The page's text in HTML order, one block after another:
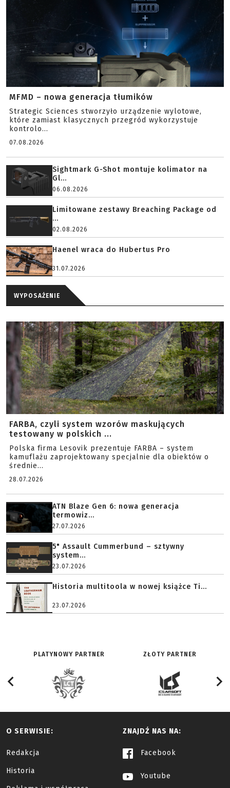
MFMD – nowa generacja tłumików
Strategic Sciences stworzyło urządzenie wylotowe,
które zamiast klasycznych przegród wykorzystuje
kontrolo...
07.08.2026
Sightmark G-Shot montuje kolimator na
Gl...
06.08.2026
Limitowane zestawy Breaching Package od
...
02.08.2026
Haenel wraca do Hubertus Pro
31.07.2026
WYPOSAŻENIE
FARBA, czyli system wzorów maskujących
testowany w polskich ...
Polska firma Lesovik prezentuje FARBA – system
kamuflażu zaprojektowany specjalnie dla obiektów o
średnie...
28.07.2026
ATN Blaze Gen 6: nowa generacja
termowiz...
27.07.2026
5" Assault Cummerbund – sztywny
system...
23.07.2026
Historia multitoola w nowej książce Ti...
23.07.2026
PLATYNOWY PARTNER ZŁOTY PARTNER
O SERWISIE:
Redakcja
Historia
ZNAJDŹ NAS NA:
Facebook
Youtube